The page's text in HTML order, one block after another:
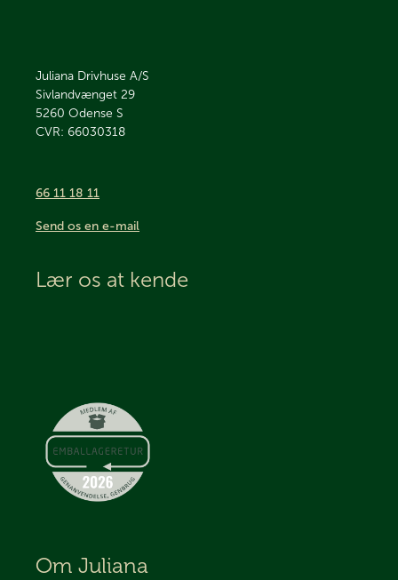
Juliana Drivhuse A/S
Sivlandvænget 29
5260 Odense S
CVR: 66030318
66 11 18 11
Send os en e-mail
Lær os at kende
Om Juliana